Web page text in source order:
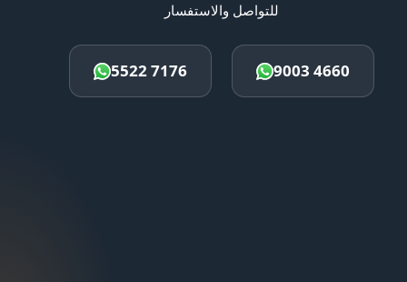
للتواصل والاستفسار
5522 7176 9003 4660